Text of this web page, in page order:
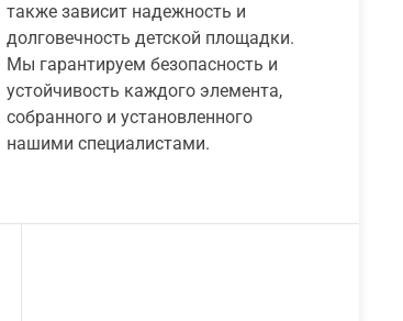
также зависит надежность и
долговечность детской площадки.
Мы гарантируем безопасность и
устойчивость каждого элемента,
собранного и установленного
нашими специалистами.